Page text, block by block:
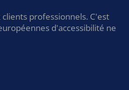
clients professionnels. C'est
d'accessibilité ne